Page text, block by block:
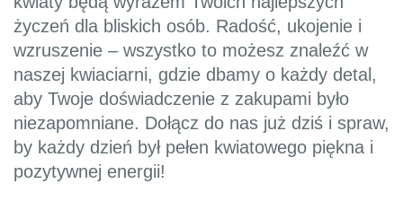
życzeń dla bliskich osób. Radość, ukojenie i
wzruszenie – wszystko to możesz znaleźć w
naszej kwiaciarni, gdzie dbamy o każdy detal,
aby Twoje doświadczenie z zakupami było
niezapomniane. Dołącz do nas już dziś i spraw,
by każdy dzień był pełen kwiatowego piękna i
pozytywnej energii!